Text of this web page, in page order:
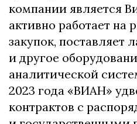
компании является
активно работает на
закупок, поставляет
и другое
аналитической
2023 года «ВИАН»
контрактов с